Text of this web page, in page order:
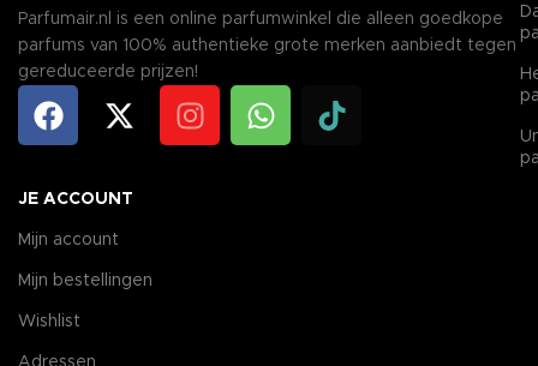
Parfumair.nl is een online parfumwinkel die alleen goedkope
parfums van 100% authentieke grote merken aanbiedt tegen
gereduceerde prijzen!
JE ACCOUNT
Mijn account
Mijn bestellingen
Wishlist